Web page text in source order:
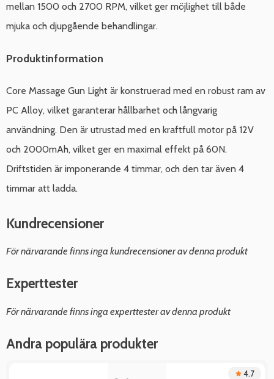
mellan 1500 och 2700 RPM, vilket ger möjlighet till både
mjuka och djupgående behandlingar.
Produktinformation
Core Massage Gun Light är konstruerad med en robust ram av
PC Alloy, vilket garanterar hållbarhet och långvarig
användning. Den är utrustad med en kraftfull motor på 12V
och 2000mAh, vilket ger en maximal effekt på 60N.
Driftstiden är imponerande 4 timmar, och den tar även 4
timmar att ladda.
Kundrecensioner
För närvarande finns inga kundrecensioner av denna produkt
Experttester
För närvarande finns inga experttester av denna produkt
Andra populära produkter
4.7